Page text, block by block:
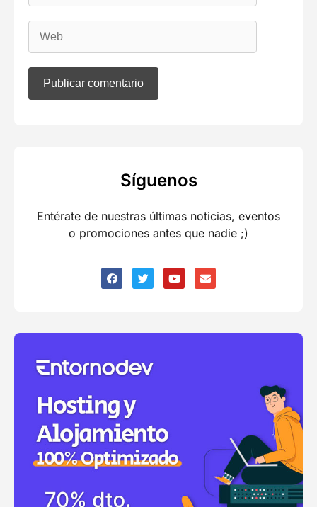
Síguenos
Entérate de nuestras últimas noticias, eventos
o promociones antes que nadie ;)